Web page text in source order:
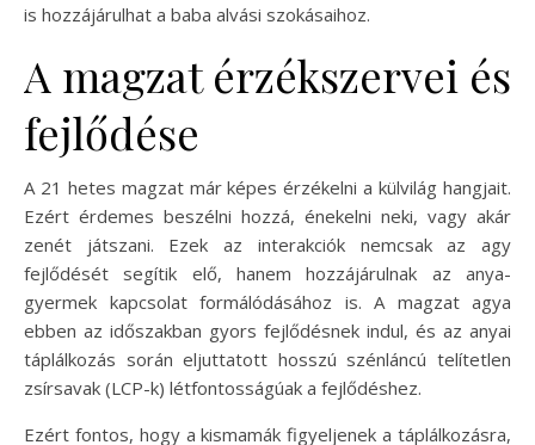
is hozzájárulhat a baba alvási szokásaihoz.
A magzat érzékszervei és
fejlődése
A 21 hetes magzat már képes érzékelni a külvilág hangjait.
Ezért érdemes beszélni hozzá, énekelni neki, vagy akár
zenét játszani. Ezek az interakciók nemcsak az agy
fejlődését segítik elő, hanem hozzájárulnak az anya-
gyermek kapcsolat formálódásához is. A magzat agya
ebben az időszakban gyors fejlődésnek indul, és az anyai
táplálkozás során eljuttatott hosszú szénláncú telítetlen
zsírsavak (LCP-k) létfontosságúak a fejlődéshez.
Ezért fontos, hogy a kismamák figyeljenek a táplálkozásra,